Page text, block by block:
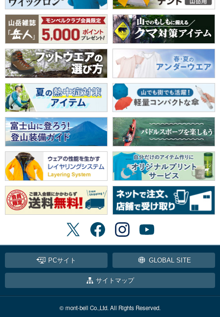
PCサイト GLOBAL SITE
サイトマップ
© mont-bell Co.,Ltd. All Rights Reserved.